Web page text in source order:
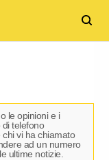
le opinioni e i
di telefono
vi ha chiamato
ad un numero
ultime notizie.